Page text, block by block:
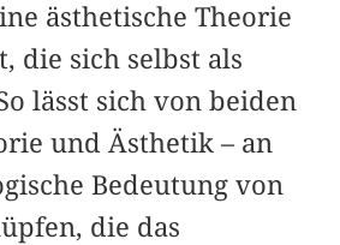
ästhetische Theorie
die sich selbst als
lässt sich von beiden
und Ästhetik – an
Bedeutung von
die das